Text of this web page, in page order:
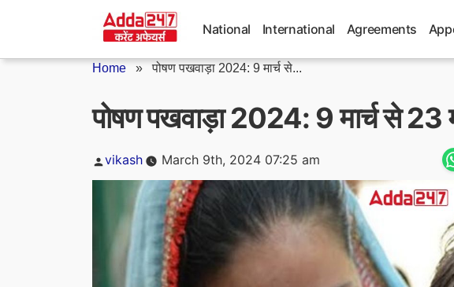
National International Agreements
Home »पोषण पखवाड़ा 2024: 9 मार्च से...
पोषण पखवाड़ा 2024: 9 मार्च से 23
Posted
vikash March 9th, 2024 07:25 am